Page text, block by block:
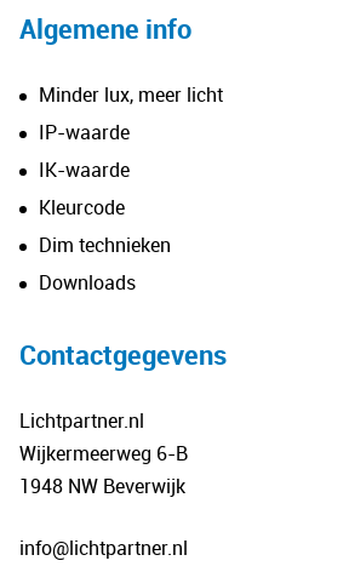
Algemene info
Minder lux, meer licht
IP-waarde
IK-waarde
Kleurcode
Dim technieken
Downloads
Contactgegevens
Lichtpartner.nl
Wijkermeerweg 6-B
1948 NW Beverwijk
info@lichtpartner.nl